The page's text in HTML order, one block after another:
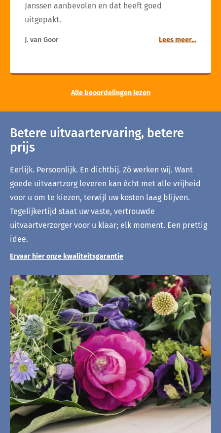
Janssen aanbevolen en dat heeft goed
uitgepakt.
J. van Goor Lees meer…
Alle beoordelingen lezen
Betere uitvaartervaring, betere
prijs
Eerlijk. Persoonlijk. En dichtbij. Zó werken wij. Want
goede uitvaartzorg leveren kan écht met alle vrijheid
voor u om te kiezen, terwijl uw kosten laag blijven.
Tegelijkertijd staat uw vaste, vertrouwde
uitvaartverzorger voor u klaar; elk moment. Een prettig
idee.
Ervaar hier onze kwaliteitsgarantie